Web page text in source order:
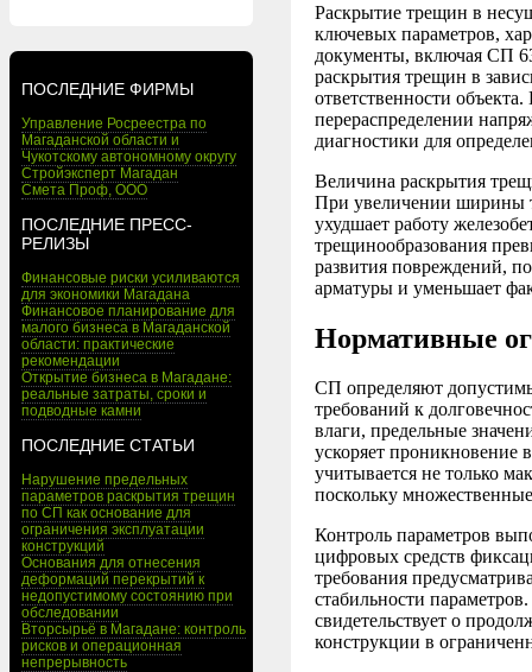
ПОСЛЕДНИЕ ФИРМЫ
Управление Росреестра по
Магаданской области и
Чукотскому автономному округу
Стройэксперт Магадан
Смета Проф, ООО
ПОСЛЕДНИЕ ПРЕСС-
РЕЛИЗЫ
Финансовые риски усиливаются
для экономики Магадана
Финансовое планирование для
малого бизнеса в Магаданской
области: практические
рекомендации
Открытие бизнеса в Магадане:
реальные затраты, сроки и
подводные камни
ПОСЛЕДНИЕ СТАТЬИ
Нарушение предельных
параметров раскрытия трещин
по СП как основание для
ограничения эксплуатации
конструкций
Основания для отнесения
деформаций перекрытий к
недопустимому состоянию при
обследовании
Вторсырьё в Магадане: контроль
рисков и операционная
непрерывность
Раскрытие трещин в
ключевых параметров,
документы, включая СП
раскрытия трещин в
ответственности
перераспределении
диагностики для
Величина раскрытия
При увеличении ширины
ухудшает работу
трещинообразования
развития повреждений,
арматуры и уменьшает
Нормативные
СП определяют
требований к
влаги, предельные
ускоряет проникновение
учитывается не только
поскольку
Контроль параметров
цифровых средств
требования
стабильности
свидетельствует о
конструкции в